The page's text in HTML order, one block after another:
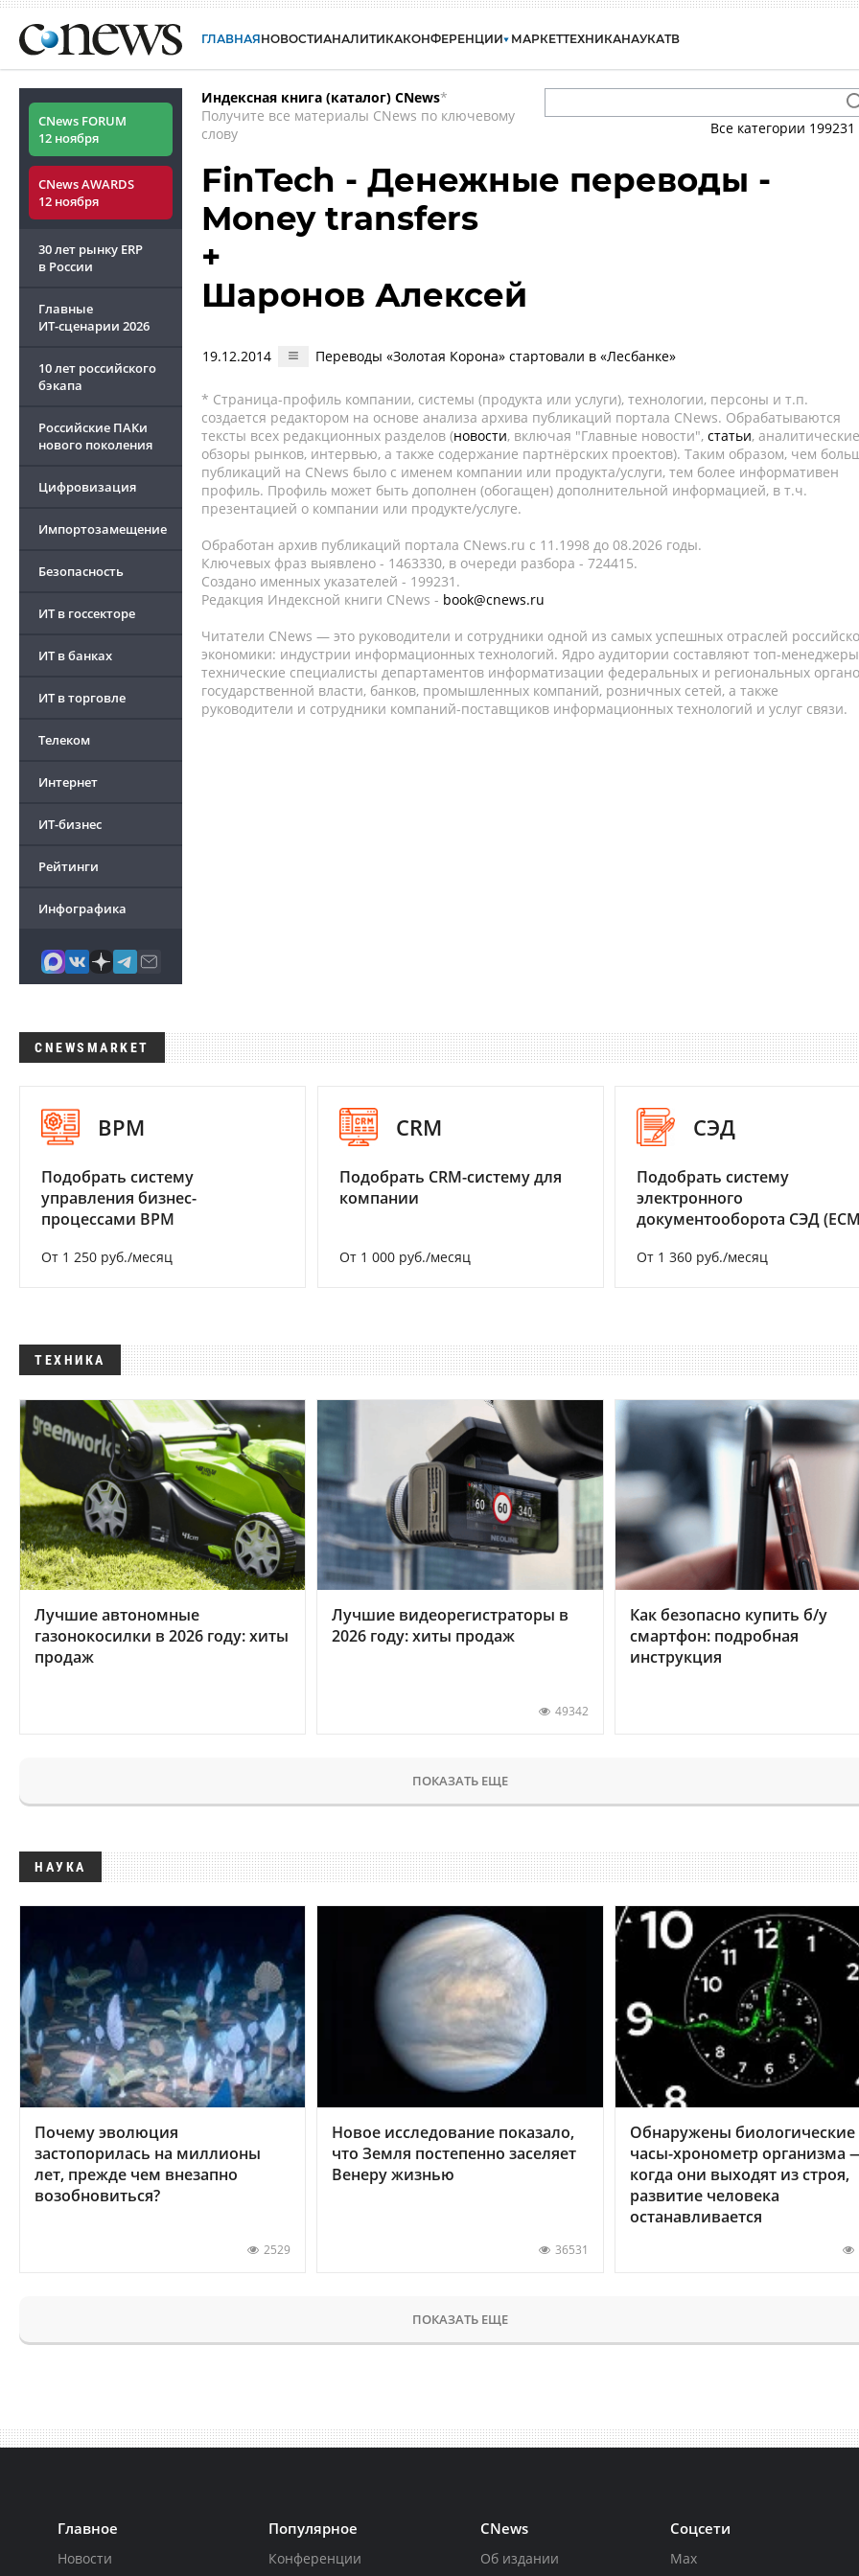
ГЛАВНАЯНОВОСТИАНАЛИТИКАКОНФЕРЕНЦИИ МАРКЕТТЕХНИКАНАУКАТВ
CNews FORUM
12 ноября
CNews AWARDS
12 ноября
30 лет рынку ERP
в России
Главные
ИТ-сценарии 2026
10 лет российского
бэкапа
Российские ПАКи
нового поколения
Цифровизация
Импортозамещение
Безопасность
ИТ в госсекторе
ИТ в банках
ИТ в торговле
Телеком
Интернет
ИТ-бизнес
Рейтинги
Инфографика
Индексная книга (каталог) CNews*
Получите все материалы CNews по ключевому
слову
Все категории 199231
FinTech - Денежные переводы -
Money transfers
+
Шаронов Алексей
19.12.2014 Переводы «Золотая Корона» стартовали в «Лесбанке»
* Страница-профиль компании, системы (продукта или услуги), технологии, персоны и т.п.
создается редактором на основе анализа архива публикаций портала CNews. Обрабатываются
тексты всех редакционных разделов (новости, включая "Главные новости", статьи, аналитические
обзоры рынков, интервью, а также содержание партнёрских проектов). Таким образом, чем
публикаций на CNews было с именем компании или продукта/услуги, тем более информативен
профиль. Профиль может быть дополнен (обогащен) дополнительной информацией, в т.ч.
презентацией о компании или продукте/услуге.
Обработан архив публикаций портала CNews.ru c 11.1998 до 08.2026 годы.
Ключевых фраз выявлено - 1463330, в очереди разбора - 724415.
Создано именных указателей - 199231.
Редакция Индексной книги CNews - book@cnews.ru
Читатели CNews — это руководители и сотрудники одной из самых успешных отраслей
экономики: индустрии информационных технологий. Ядро аудитории составляют топ-
технические специалисты департаментов информатизации федеральных и региональных
государственной власти, банков, промышленных компаний, розничных сетей, а также
руководители и сотрудники компаний-поставщиков информационных технологий и услуг связи.
CNEWSMARKET
BPM
Подобрать систему
управления бизнес-
процессами BPM
От 1 250 руб./месяц
CRM
Подобрать CRM-систему для
компании
От 1 000 руб./месяц
СЭД
Подобрать систему
электронного
документооборота СЭД
От 1 360 руб./месяц
ТЕХНИКА
Лучшие автономные
газонокосилки в 2026 году: хиты
продаж
Лучшие видеорегистраторы в
2026 году: хиты продаж
49342
Как безопасно купить б/у
смартфон: подробная
инструкция
ПОКАЗАТЬ ЕЩЕ
НАУКА
Почему эволюция
застопорилась на миллионы
лет, прежде чем внезапно
возобновиться?
2529
Новое исследование показало,
что Земля постепенно заселяет
Венеру жизнью
36531
Обнаружены биологические
часы-хронометр организма
когда они выходят из строя,
развитие человека
останавливается
ПОКАЗАТЬ ЕЩЕ
Главное
Новости
Популярное
Конференции
CNews
Об издании
Соцсети
Max